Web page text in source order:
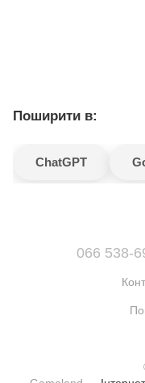
Поширити в:
ChatGPT
066 538-